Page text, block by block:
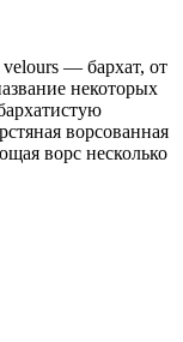
— бархат, от
некоторых
ворсованная
ворс несколько